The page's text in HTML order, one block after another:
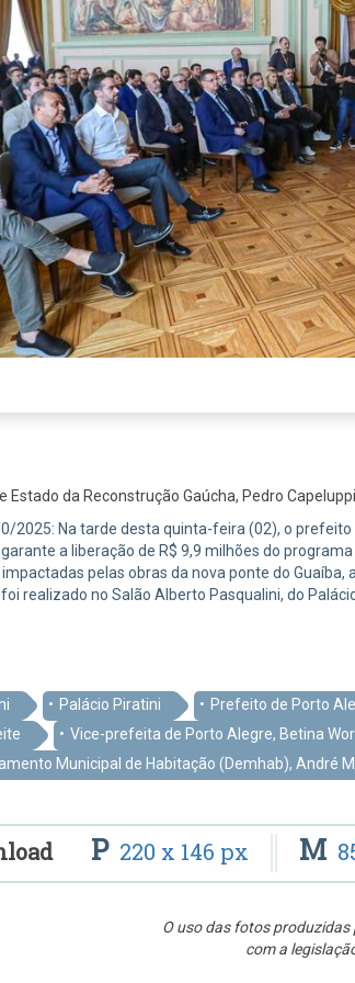
Estado da Reconstrução Gaúcha, Pedro Capeluppi.
2025: Na tarde desta quinta-feira (02), o
a liberação de R$ 9,9 milhões do
pelas obras da nova ponte do
realizado no Salão Alberto Pasqualini, do
Palácio Piratini
Prefeito de Porto
Vice-prefeita de Porto Alegre, Betina
Municipal de Habitação (Demhab), André
P 220 x 146 px M
O uso das fotos produzidas
com a